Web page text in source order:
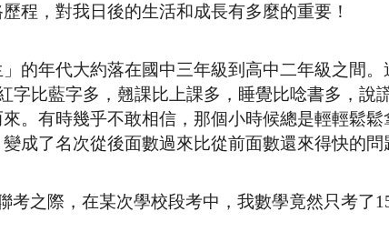
程，對我日後的生活和成長有多麼的重要！
的年代大約落在國中三年級到高中二年級之間
字比藍字多，翹課比上課多，睡覺比唸書多，說
。有時幾乎不敢相信，那個小時候總是輕輕鬆
成了名次從後面數過來比從前面數還來得快的問
考之際，在某次學校段考中，我數學竟然只考了